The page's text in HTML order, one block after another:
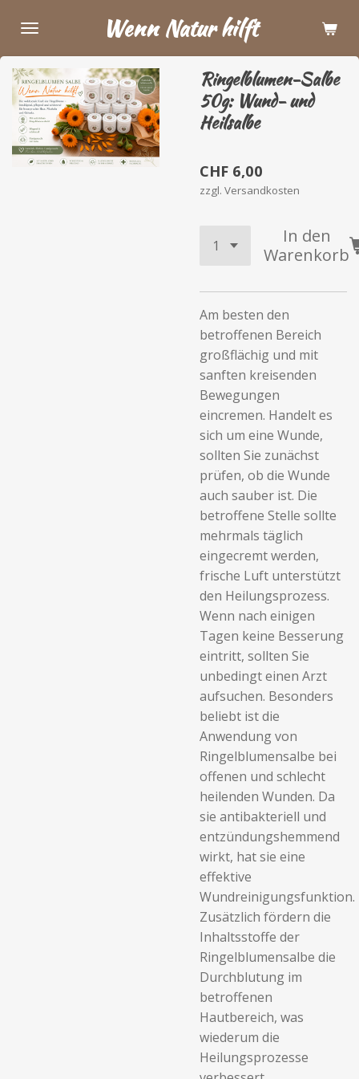
Hauptinhalt
springen
Wenn Natur hilft
Ringelblumen-Salbe
50g: Wund- und
Heilsalbe
CHF 6,00
zzgl. Versandkosten
In den
Warenkorb
Am besten den
betroffenen Bereich
großflächig und mit
sanften kreisenden
Bewegungen
eincremen. Handelt es
sich um eine Wunde,
sollten Sie zunächst
prüfen, ob die Wunde
auch sauber ist. Die
betroffene Stelle sollte
mehrmals täglich
eingecremt werden,
frische Luft unterstützt
den Heilungsprozess.
Wenn nach einigen
Tagen keine Besserung
eintritt, sollten Sie
unbedingt einen Arzt
aufsuchen. Besonders
beliebt ist die
Anwendung von
Ringelblumensalbe bei
offenen und schlecht
heilenden Wunden. Da
sie antibakteriell und
entzündungshemmend
wirkt, hat sie eine
effektive
Wundreinigungsfunktion.
Zusätzlich fördern die
Inhaltsstoffe der
Ringelblumensalbe die
Durchblutung im
betroffenen
Hautbereich, was
wiederum die
Heilungsprozesse